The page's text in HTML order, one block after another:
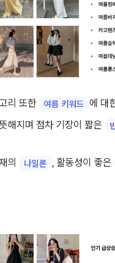
리 또한 여름 키워드 에 대
해지며 점차 기장이 짧은
의
나일론 , 활동성이 좋은